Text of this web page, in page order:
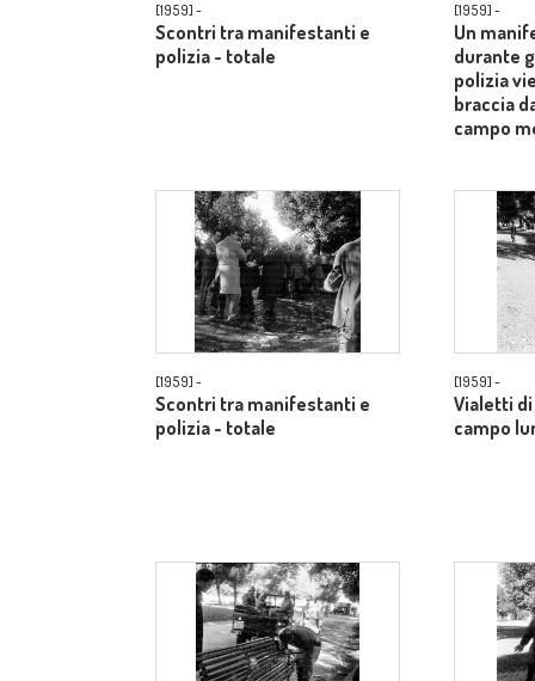
[1959] -
Scontri tra manifestanti e
polizia - totale
[1959] -
Un
durante
polizia
braccia
campo
[1959] -
Scontri tra manifestanti e
polizia - totale
[1959] -
Vialetti
campo